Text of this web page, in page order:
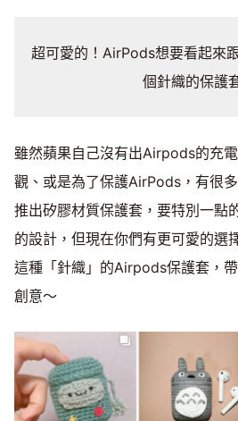
超可愛的！AirPods想要看起來
個針織的保護
雖然蘋果自己沒有出Airpods的充
觀、或是為了保護AirPods，有很
推出矽膠材質保護套，要特別一點
的設計，但現在你們有更可愛的選
這種「針織」的Airpods保護套，
創意～